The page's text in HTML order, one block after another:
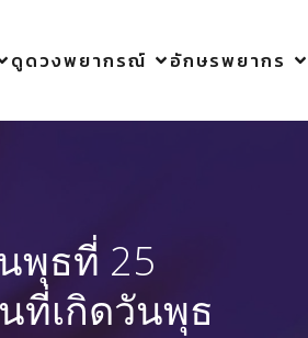
ดูดวงพยากรณ์ อักษรพยากร
พุธที่ 25
ที่เกิดวันพุธ